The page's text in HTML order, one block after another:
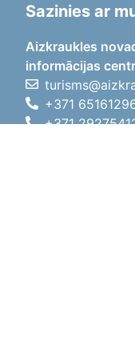
Sazinies ar
Aizkraukles
informācijas
+371
+371